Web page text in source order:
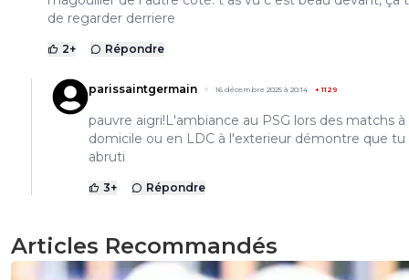
de regarder derriere
2+ Répondre
parissaintgermain 16 décembre 2025 à 20:14 +1129
pauvre aigri!L'ambiance au PSG lors des matchs à
domicile ou en LDC à l'exterieur démontre que tu
abruti
3+ Répondre
Articles Recommandés